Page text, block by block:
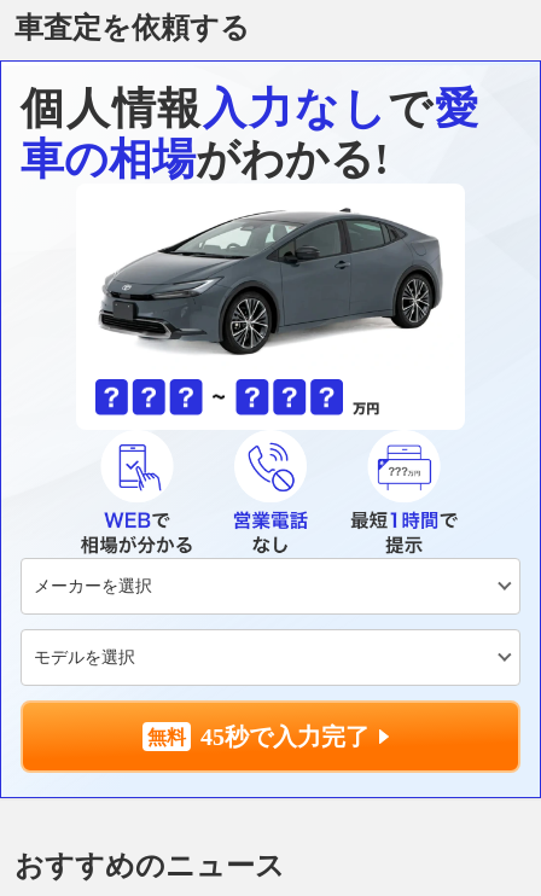
車査定を依頼する
個人情報入力なしで愛
車の相場がわかる!
45秒で入力完了
おすすめのニュース